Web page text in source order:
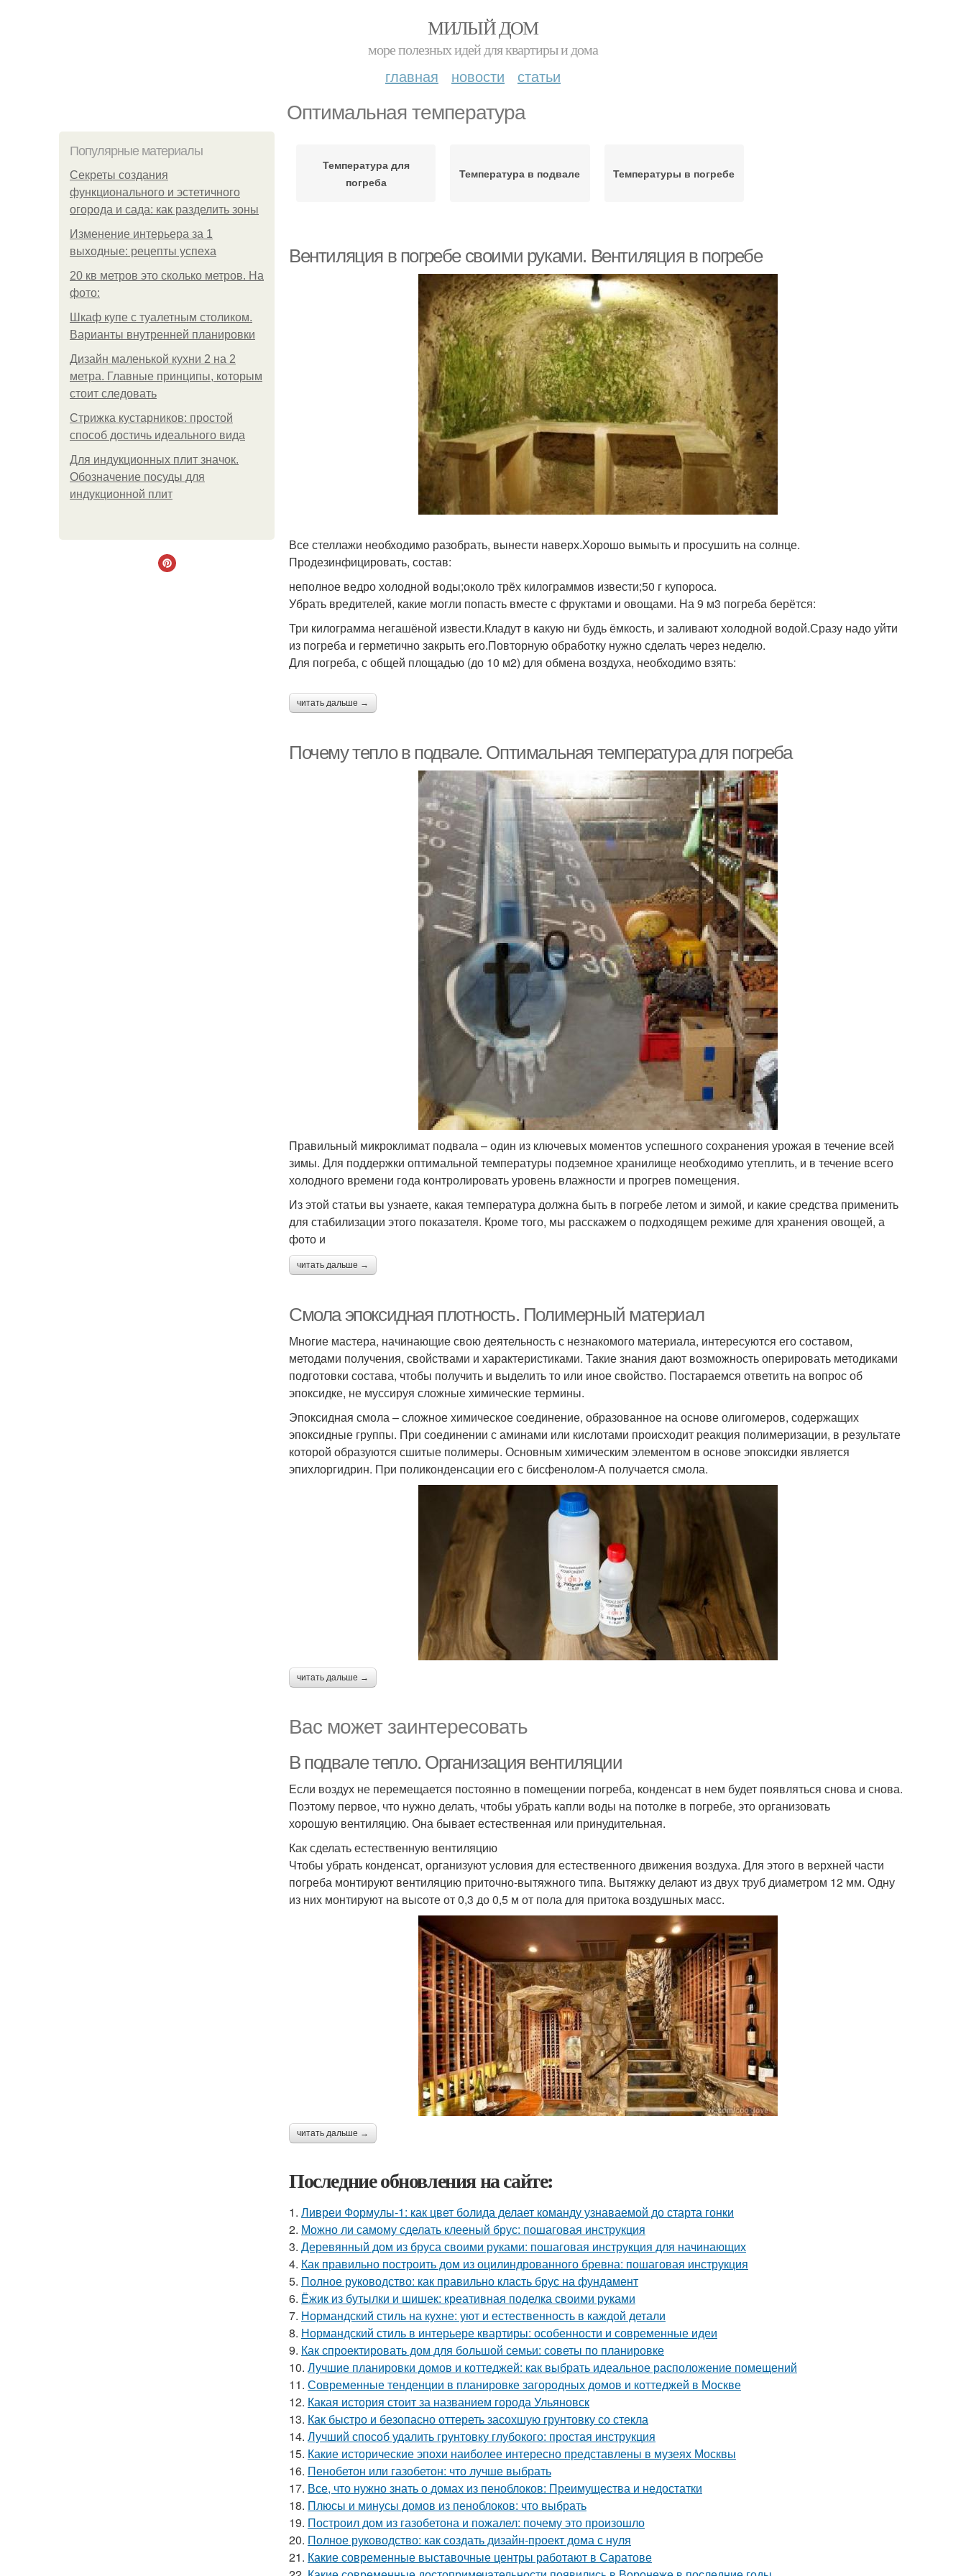
МИЛЫЙ ДОМ
море полезных идей для квартиры и дома
главная новости статьи
Оптимальная температура
Популярные материалы
Секреты создания
функционального и эстетичного
огорода и сада: как разделить зоны
Изменение интерьера за 1
выходные: рецепты успеха
20 кв метров это сколько метров. На
фото:
Шкаф купе с туалетным столиком.
Варианты внутренней планировки
Дизайн маленькой кухни 2 на 2
метра. Главные принципы, которым
стоит следовать
Стрижка кустарников: простой
способ достичь идеального вида
Для индукционных плит значок.
Обозначение посуды для
индукционной плит
Температура для
погреба
Температура в подвале Температуры в погребе
Вентиляция в погребе своими руками. Вентиляция в погребе
Все стеллажи необходимо разобрать, вынести наверх.Хорошо вымыть и просушить на солнце.
Продезинфицировать, состав:
неполное ведро холодной воды;около трёх килограммов извести;50 г купороса.
Убрать вредителей, какие могли попасть вместе с фруктами и овощами. На 9 м3 погреба берётся:
Три килограмма негашёной извести.Кладут в какую ни будь ёмкость, и заливают холодной водой.Сразу надо уйти
из погреба и герметично закрыть его.Повторную обработку нужно сделать через неделю.
Для погреба, с общей площадью (до 10 м2) для обмена воздуха, необходимо взять:
читать дальше →
Почему тепло в подвале. Оптимальная температура для погреба
Правильный микроклимат подвала – один из ключевых моментов успешного сохранения урожая в течение всей
зимы. Для поддержки оптимальной температуры подземное хранилище необходимо утеплить, и в течение всего
холодного времени года контролировать уровень влажности и прогрев помещения.
Из этой статьи вы узнаете, какая температура должна быть в погребе летом и зимой, и какие средства применить
для стабилизации этого показателя. Кроме того, мы расскажем о подходящем режиме для хранения овощей, а
фото и
читать дальше →
Смола эпоксидная плотность. Полимерный материал
Многие мастера, начинающие свою деятельность с незнакомого материала, интересуются его составом,
методами получения, свойствами и характеристиками. Такие знания дают возможность оперировать методиками
подготовки состава, чтобы получить и выделить то или иное свойство. Постараемся ответить на вопрос об
эпоксидке, не муссируя сложные химические термины.
Эпоксидная смола – сложное химическое соединение, образованное на основе олигомеров, содержащих
эпоксидные группы. При соединении с аминами или кислотами происходит реакция полимеризации, в результате
которой образуются сшитые полимеры. Основным химическим элементом в основе эпоксидки является
эпихлоргидрин. При поликонденсации его с бисфенолом-А получается смола.
читать дальше →
Вас может заинтересовать
В подвале тепло. Организация вентиляции
Если воздух не перемещается постоянно в помещении погреба, конденсат в нем будет появляться снова и снова.
Поэтому первое, что нужно делать, чтобы убрать капли воды на потолке в погребе, это организовать
хорошую вентиляцию. Она бывает естественная или принудительная.
Как сделать естественную вентиляцию
Чтобы убрать конденсат, организуют условия для естественного движения воздуха. Для этого в верхней части
погреба монтируют вентиляцию приточно-вытяжного типа. Вытяжку делают из двух труб диаметром 12 мм. Одну
из них монтируют на высоте от 0,3 до 0,5 м от пола для притока воздушных масс.
читать дальше →
Последние обновления на сайте:
1. Ливреи Формулы-1: как цвет болида делает команду узнаваемой до старта гонки
2. Можно ли самому сделать клееный брус: пошаговая инструкция
3. Деревянный дом из бруса своими руками: пошаговая инструкция для начинающих
4. Как правильно построить дом из оцилиндрованного бревна: пошаговая инструкция
5. Полное руководство: как правильно класть брус на фундамент
6. Ёжик из бутылки и шишек: креативная поделка своими руками
7. Нормандский стиль на кухне: уют и естественность в каждой детали
8. Нормандский стиль в интерьере квартиры: особенности и современные идеи
9. Как спроектировать дом для большой семьи: советы по планировке
10. Лучшие планировки домов и коттеджей: как выбрать идеальное расположение помещений
11. Современные тенденции в планировке загородных домов и коттеджей в Москве
12. Какая история стоит за названием города Ульяновск
13. Как быстро и безопасно оттереть засохшую грунтовку со стекла
14. Лучший способ удалить грунтовку глубокого: простая инструкция
15. Какие исторические эпохи наиболее интересно представлены в музеях Москвы
16. Пенобетон или газобетон: что лучше выбрать
17. Все, что нужно знать о домах из пеноблоков: Преимущества и недостатки
18. Плюсы и минусы домов из пеноблоков: что выбрать
19. Построил дом из газобетона и пожалел: почему это произошло
20. Полное руководство: как создать дизайн-проект дома с нуля
21. Какие современные выставочные центры работают в Саратове